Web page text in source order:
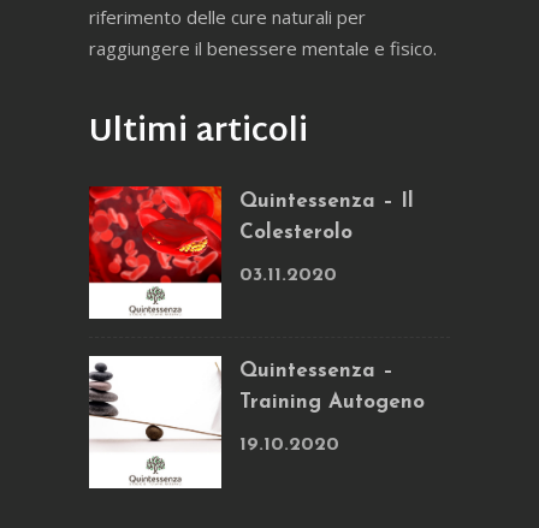
riferimento delle cure naturali per
raggiungere il benessere mentale e fisico.
Ultimi articoli
Quintessenza – Il
Colesterolo
03.11.2020
Quintessenza –
Training Autogeno
19.10.2020